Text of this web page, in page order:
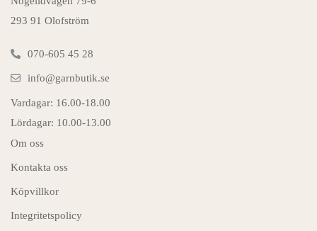
293 91 Olofström
070-605 45 28
info@garnbutik.se
Vardagar: 16.00-18.00
Lördagar: 10.00-13.00
Om oss
Kontakta oss
Köpvillkor
Integritetspolicy